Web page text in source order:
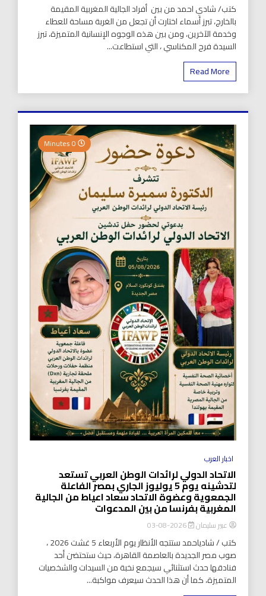
كتب/ شادي احمد من بين أفراد الجالية المغربية المقيمة
بالخارج، تبرز أسماء اختارت أن تجعل من الغربة مساحة للعطاء
وخدمة الآخرين، ومن بين هذه الوجوه الإنسانية المتميزة، تبرز
السيدة فرح المكناسي ، التي استطاعت...
Read More
اخبار العرب
الاتحاد الدولي لرائدات الوطن العربي تستعد
لتدشينه يوم 5 يوليوز الجاري بمصر الفاعلة
الجمعوية وعضوة الاتحاد سعاد اعياط من الجالية
المغربية بفرنسا من بين المدعوات
عبير سليمان 2026-08-03
كتب / شادياحمد ستتجه الأنظار يوم الأربعاء 5 غشت 2026 ،
صوب مصر الجديدة بالعاصمة القاهرة، حيث ستحتضن أحد
فنادقها حدث استثنائي سيجمع نخبة من السيدات والشخصيات
المتميزة، كما أن هذا الحدث سيعرف مواكبة...